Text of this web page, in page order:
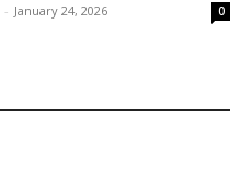
- January 24, 2026 0